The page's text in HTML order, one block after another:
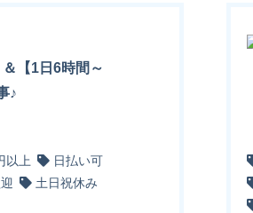
＆【1日6時間～
♪
以上
日払い可
土日祝休み